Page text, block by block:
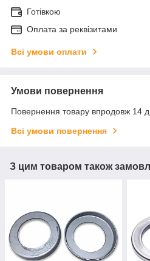
Готівкою
Оплата за реквізитами
Всі умови оплати
Умови повернення
Повернення товару впродовж 14
Всі умови повернення
З цим товаром також